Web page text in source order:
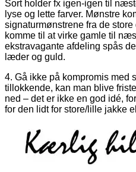
Sort holder fx igen-igen til
lyse og lette farver. Mønstre
signaturmønstrene fra de store
komme til at virke gamle til
ekstravagante afdeling spås
læder og guld.
4. Gå ikke på kompromis med
tillokkende, kan man blive
ned – det er ikke en god idé,
for den lidt for store/lille jakke